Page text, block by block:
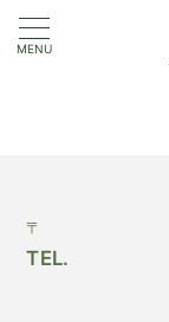
MENU
〒
TEL.